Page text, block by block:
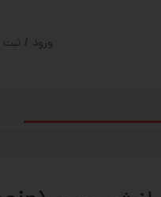
ورود / ثبت
سفارشات